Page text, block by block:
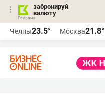
забронируй
валюту
Челны23.5° Москва21.8°